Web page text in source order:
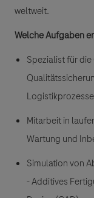
weltweit.
Welche Aufgaben
Spezialist für
Mitarbeit in
Wartung und
Simulation von
- Additives